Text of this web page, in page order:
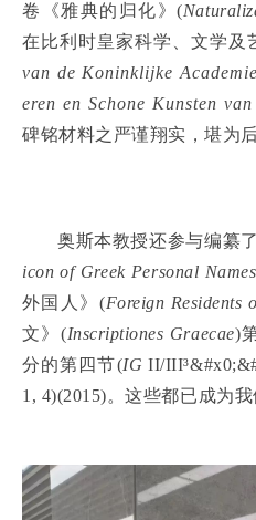
卷《雅典的归化》(
在比利时皇家科学、文学及
van de Koninklijke
eren en Schone Kunsten
碑铭材料之严谨翔实，堪为
奥斯本教授还参与编纂
icon of Greek Personal Names
外国人》(Foreign Residents
文》(Inscriptiones Graecae)
分的第四节(IG II/
1, 4)(2015)。这些都已成为